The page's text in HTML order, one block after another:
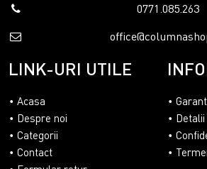
0771.085.263
LINK-URI UTILE
Acasa
Despre noi
Categorii
Contact